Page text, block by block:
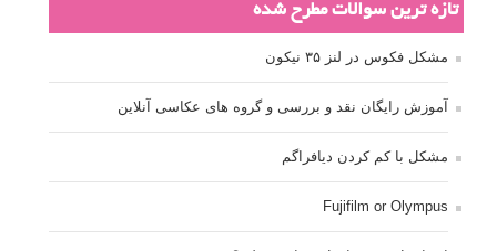
تازه ترین سوالات مطرح شده
مشکل فکوس در لنز ۳۵ نیکون
آموزش رایگان نقد و بررسی و گروه های عکاسی آنلاین
مشکل با کم کردن دیافراگم
Fujifilm or Olympus